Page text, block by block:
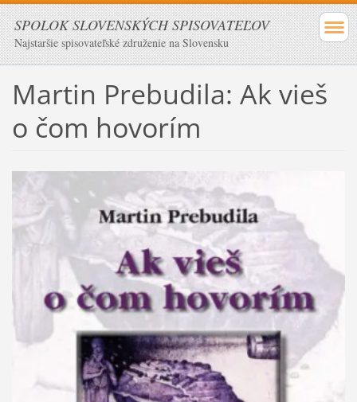
SPOLOK SLOVENSKÝCH SPISOVATEĽOV
Najstaršie spisovateľské združenie na Slovensku
Martin Prebudila: Ak vieš
o čom hovorím